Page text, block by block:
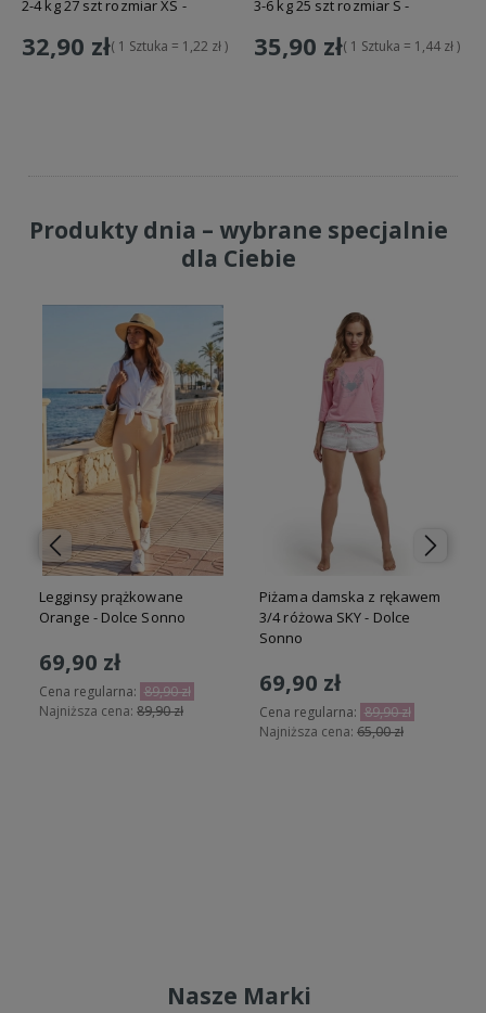
2-4 kg 27 szt rozmiar XS -
32,90 zł( 1 Sztuka = 1,22 zł )
3-6 kg 25 szt rozmiar S -
35,90 zł( 1 Sztuka = 1,44 zł )
Produkty dnia – wybrane specjalnie
dla Ciebie
Legginsy prążkowane
Orange - Dolce Sonno
69,90 zł
Cena regularna: 89,90 zł
Najniższa cena: 89,90 zł
Piżama damska z rękawem
3/4 różowa SKY - Dolce
Sonno
69,90 zł
Cena regularna: 89,90 zł
Najniższa cena: 65,00 zł
Nasze Marki